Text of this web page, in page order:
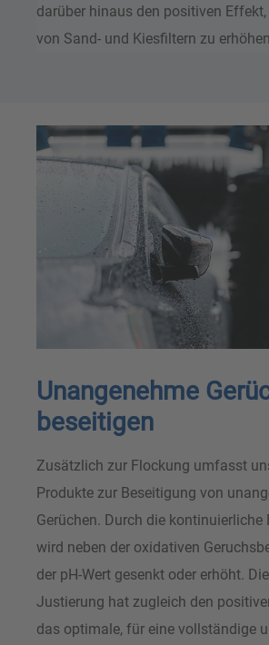
darüber hinaus den positiven
von Sand- und Kiesfiltern zu
Unangenehme
beseitigen
Zusätzlich zur Flockung umfasst
Produkte zur Beseitigung von
Gerüchen. Durch die kontinuierliche
wird neben der oxidativen
der pH-Wert gesenkt oder erhöht.
Justierung hat zugleich den
das optimale, für eine vollständige